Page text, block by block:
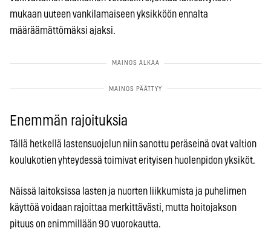
mukaan uuteen vankilamaiseen yksikköön ennalta
määräämättömäksi ajaksi.
Enemmän rajoituksia
Tällä hetkellä lastensuojelun niin sanottu peräseinä ovat valtion
koulukotien yhteydessä toimivat erityisen huolenpidon yksiköt.
Näissä laitoksissa lasten ja nuorten liikkumista ja puhelimen
käyttöä voidaan rajoittaa merkittävästi, mutta hoitojakson
pituus on enimmillään 90 vuorokautta.